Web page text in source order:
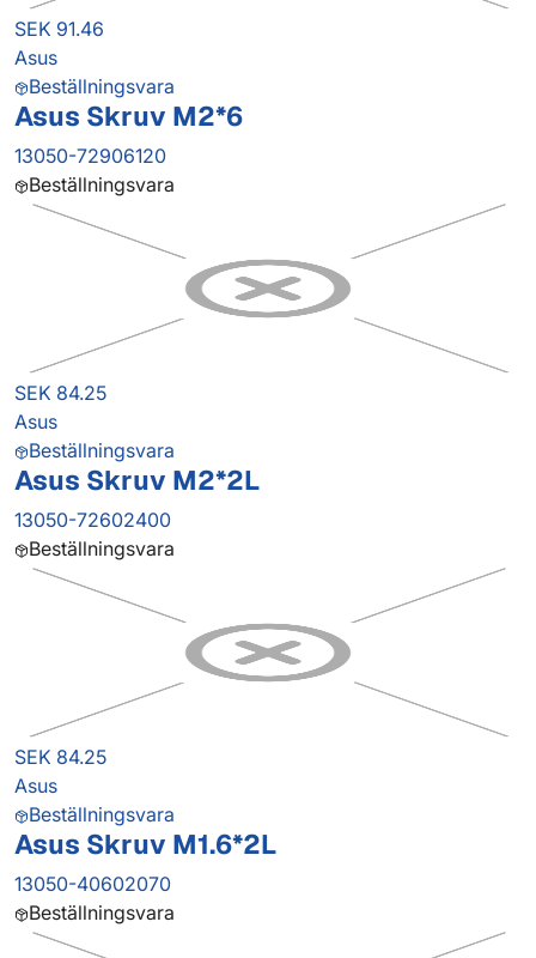
SEK 91.46
Asus
Beställningsvara
Asus Skruv M2*6
13050-72906120
Beställningsvara
SEK 84.25
Asus
Beställningsvara
Asus Skruv M2*2L
13050-72602400
Beställningsvara
SEK 84.25
Asus
Beställningsvara
Asus Skruv M1.6*2L
13050-40602070
Beställningsvara